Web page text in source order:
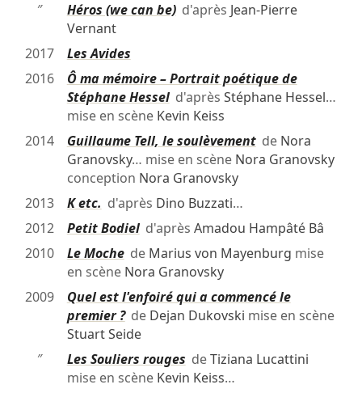
″
Héros (we can be)d'après Jean-Pierre
Vernant
2017
Les Avides
2016
Ô ma mémoire – Portrait poétique de
Stéphane Hesseld'après Stéphane Hessel…
mise en scène Kevin Keiss
2014
Guillaume Tell, le soulèvementde Nora
Granovsky… mise en scène Nora Granovsky
conception Nora Granovsky
2013
K etc. d'après Dino Buzzati…
2012
Petit Bodield'après Amadou Hampâté Bâ
2010
Le Mochede Marius von Mayenburg mise
en scène Nora Granovsky
2009
Quel est l'enfoiré qui a commencé le
premier ?de Dejan Dukovski mise en scène
Stuart Seide
″
Les Souliers rouges deTiziana Lucattini
mise en scène Kevin Keiss…